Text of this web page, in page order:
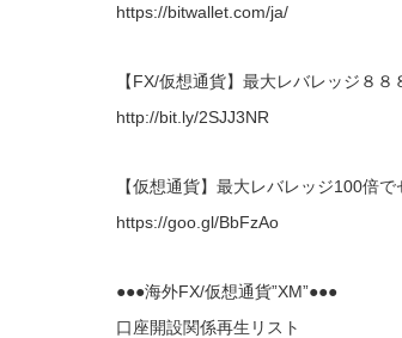
https://bitwallet.com/ja/
【FX/仮想通貨】最大レバレッジ８
http://bit.ly/2SJJ3NR
【仮想通貨】最大レバレッジ100倍
https://goo.gl/BbFzAo
●●●海外FX/仮想通貨”XM”●●●
口座開設関係再生リスト